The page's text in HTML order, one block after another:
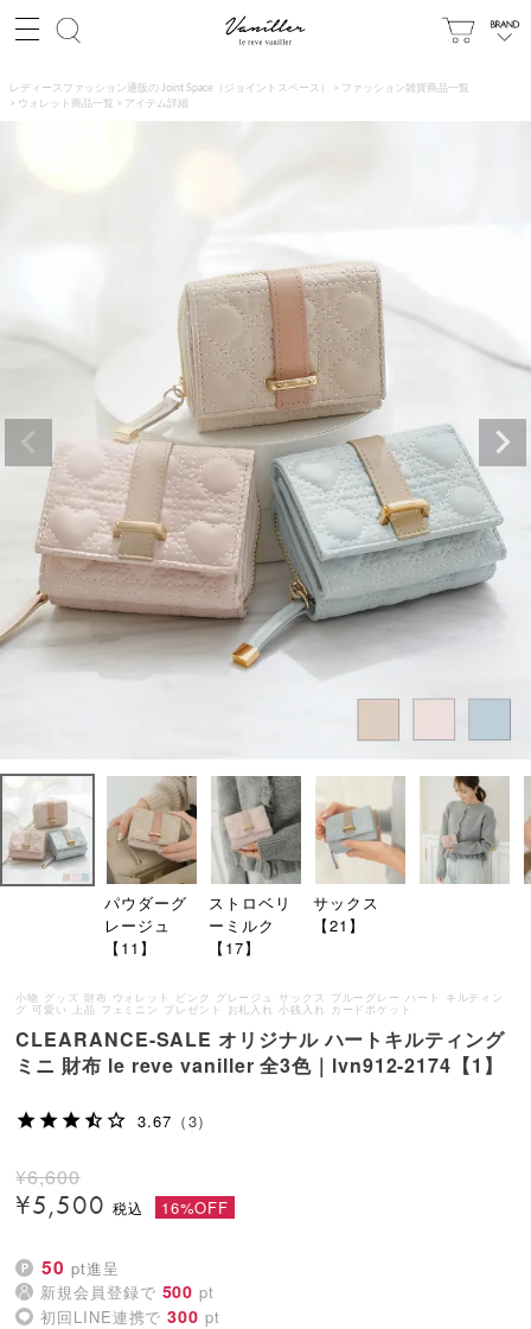
レディースファッション通販の Joint Space（ジョイントスペース）
ファッション雑貨商品一覧
ウォレット商品一覧
アイテム詳細
パウダーグ
レージュ
【11】
ストロベリ
ーミルク
【17】
サックス
【21】
小物 グッズ 財布 ウォレット ピンク グレージュ サックス ブルーグレー ハート キルティン
グ 可愛い 上品 フェミニン プレゼント お札入れ 小銭入れ カードポケット
CLEARANCE-SALE オリジナル ハートキルティング
ミニ 財布 le reve vaniller 全3色｜lvn912-2174【1】
3.67 （3）
¥6,600
¥5,500 16%OFF
50 pt進呈
新規会員登録で 500 pt
初回LINE連携で 300 pt